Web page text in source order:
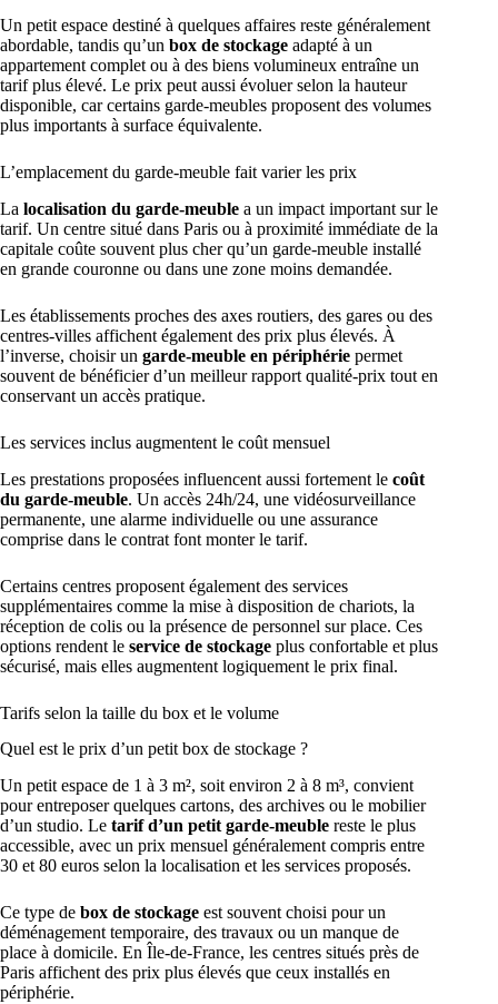
Un petit espace destiné à quelques affaires reste généralement
abordable, tandis qu’un box de stockage adapté à un
appartement complet ou à des biens volumineux entraîne un
tarif plus élevé. Le prix peut aussi évoluer selon la hauteur
disponible, car certains garde-meubles proposent des volumes
plus importants à surface équivalente.
L’emplacement du garde-meuble fait varier les prix
La localisation du garde-meuble a un impact important sur le
tarif. Un centre situé dans Paris ou à proximité immédiate de la
capitale coûte souvent plus cher qu’un garde-meuble installé
en grande couronne ou dans une zone moins demandée.
Les établissements proches des axes routiers, des gares ou des
centres-villes affichent également des prix plus élevés. À
l’inverse, choisir un garde-meuble en périphérie permet
souvent de bénéficier d’un meilleur rapport qualité-prix tout en
conservant un accès pratique.
Les services inclus augmentent le coût mensuel
Les prestations proposées influencent aussi fortement le coût
du garde-meuble. Un accès 24h/24, une vidéosurveillance
permanente, une alarme individuelle ou une assurance
comprise dans le contrat font monter le tarif.
Certains centres proposent également des services
supplémentaires comme la mise à disposition de chariots, la
réception de colis ou la présence de personnel sur place. Ces
options rendent le service de stockage plus confortable et plus
sécurisé, mais elles augmentent logiquement le prix final.
Tarifs selon la taille du box et le volume
Quel est le prix d’un petit box de stockage ?
Un petit espace de 1 à 3 m², soit environ 2 à 8 m³, convient
pour entreposer quelques cartons, des archives ou le mobilier
d’un studio. Le tarif d’un petit garde-meuble reste le plus
accessible, avec un prix mensuel généralement compris entre
30 et 80 euros selon la localisation et les services proposés.
Ce type de box de stockage est souvent choisi pour un
déménagement temporaire, des travaux ou un manque de
place à domicile. En Île-de-France, les centres situés près de
Paris affichent des prix plus élevés que ceux installés en
périphérie.